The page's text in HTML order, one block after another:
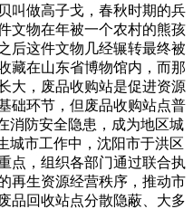
叫做高子戈，春秋时期的兵
文物在年被一个农村的熊孩
后这件文物几经辗转最终被
藏在山东省博物馆内，而那
大，废品收购站是促进资源
础环节，但废品收购站点普
消防安全隐患，成为地区城
城市工作中，沈阳市于洪区
点，组织各部门通过联合执
再生资源经营秩序，推动市
回收站点分散隐蔽、大多